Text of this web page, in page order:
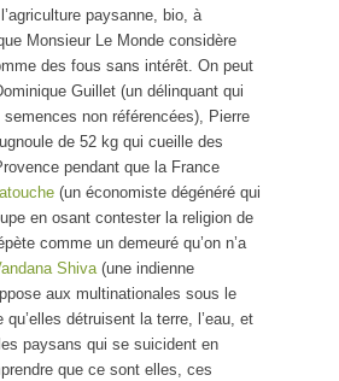
paysanne, bio, à
Monsieur Le Monde considère
des fous sans intérêt. On peut
Guillet (un délinquant qui
non référencées), Pierre
de 52 kg qui cueille des
pendant que la France
(un économiste dégénéré qui
en osant contester la religion de
comme un demeuré qu’on n’a
Shiva(une indienne
aux multinationales sous le
détruisent la terre, l’eau, et
paysans qui se suicident en
que ce sont elles, ces